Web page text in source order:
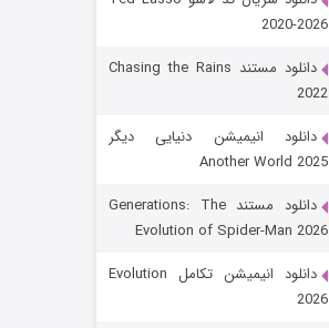
رویایی برای تو
قسمت
2020-2026
دانلود مستند Chasing the Rains
2022
دانلود انیمیشن دنیایی دیگر
Another World 2025
دانلود مستند Generations: The
Evolution of Spider-Man 2026
دانلود انیمیشن تکامل Evolution
2026